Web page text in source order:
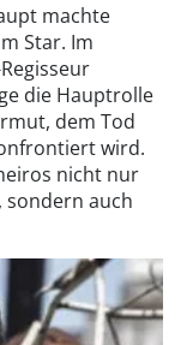
machte
Star. Im
die Hauptrolle
dem Tod
wird.
nicht nur
sondern auch